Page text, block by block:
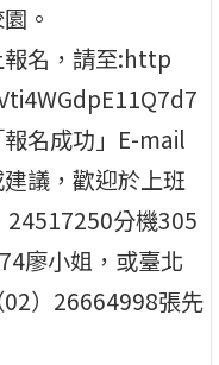
。
報名，請至:http
名成功」E-mail
議，歡迎於上班
24517250分機305
廖小姐，或臺北
）26664998張先